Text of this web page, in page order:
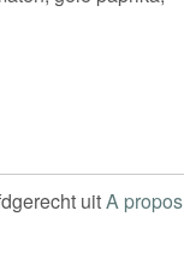
uitA propos